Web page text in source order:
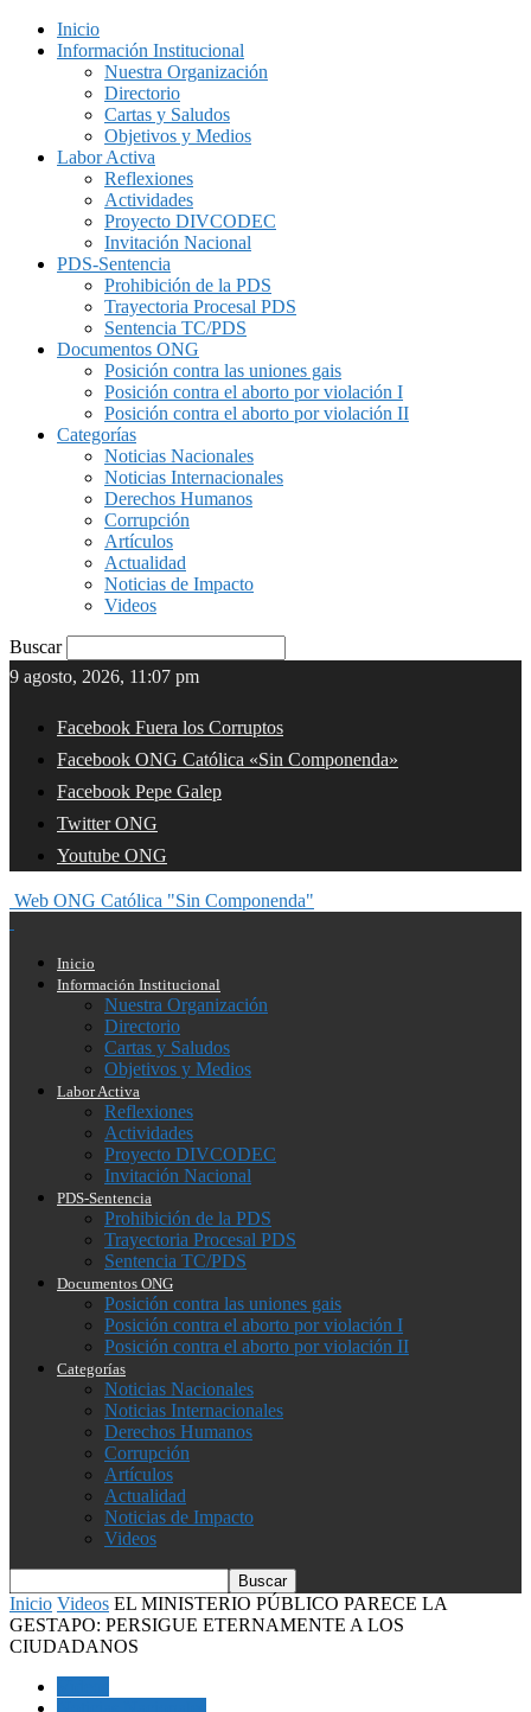
Inicio
Información Institucional
Nuestra Organización
Directorio
Cartas y Saludos
Objetivos y Medios
Labor Activa
Reflexiones
Actividades
Proyecto DIVCODEC
Invitación Nacional
PDS-Sentencia
Prohibición de la PDS
Trayectoria Procesal PDS
Sentencia TC/PDS
Documentos ONG
Posición contra las uniones gais
Posición contra el aborto por violación I
Posición contra el aborto por violación II
Categorías
Noticias Nacionales
Noticias Internacionales
Derechos Humanos
Corrupción
Artículos
Actualidad
Noticias de Impacto
Videos
Buscar
9 agosto, 2026, 11:07 pm
Facebook Fuera los Corruptos
Facebook ONG Católica «Sin Componenda»
Facebook Pepe Galep
Twitter ONG
Youtube ONG
Web ONG Católica "Sin Componenda"
Inicio
Información Institucional
Nuestra Organización
Directorio
Cartas y Saludos
Objetivos y Medios
Labor Activa
Reflexiones
Actividades
Proyecto DIVCODEC
Invitación Nacional
PDS-Sentencia
Prohibición de la PDS
Trayectoria Procesal PDS
Sentencia TC/PDS
Documentos ONG
Posición contra las uniones gais
Posición contra el aborto por violación I
Posición contra el aborto por violación II
Categorías
Noticias Nacionales
Noticias Internacionales
Derechos Humanos
Corrupción
Artículos
Actualidad
Noticias de Impacto
Videos
Inicio Videos EL MINISTERIO PÚBLICO PARECE LA
GESTAPO: PERSIGUE ETERNAMENTE A LOS
CIUDADANOS